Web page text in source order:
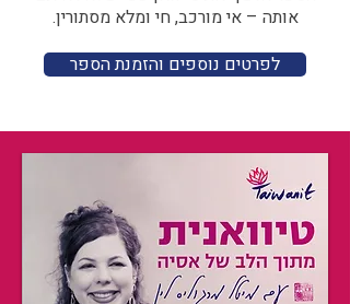
אותה – אי מורכב, חי ומלא מסתורין.
לפרטים נוספים והזמנת הספר